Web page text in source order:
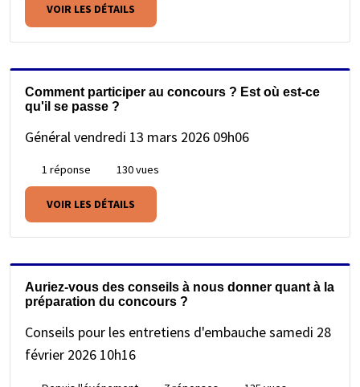
VOIR LES DÉTAILS
Comment participer au concours ? Est où est-ce
qu'il se passe ?
Généralvendredi 13 mars 2026 09h06
1 réponse 130 vues
VOIR LES DÉTAILS
Auriez-vous des conseils à nous donner quant à la
préparation du concours ?
Conseils pour les entretiens d'embauchesamedi 28
février 2026 10h16